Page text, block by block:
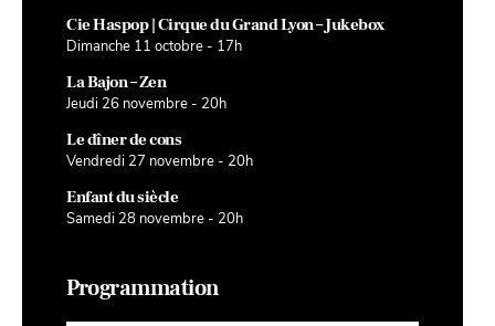
Cie Haspop | Cirque du Grand Lyon – Jukebox
Dimanche 11 octobre - 17h
La Bajon – Zen
Jeudi 26 novembre - 20h
Le dîner de cons
Vendredi 27 novembre - 20h
Enfant du siècle
Samedi 28 novembre - 20h
Programmation